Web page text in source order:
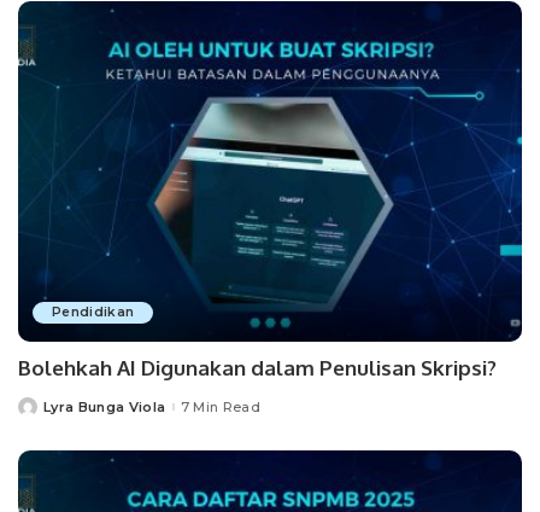
Pendidikan
Bolehkah AI Digunakan dalam Penulisan Skripsi?
PostedLyra Bunga Viola 7 Min Read